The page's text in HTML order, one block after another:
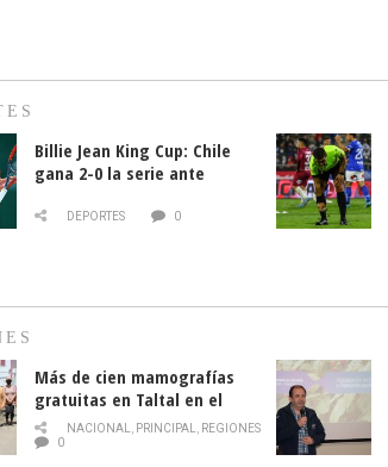
Billie Jean King Cup: Chile
gana 2-0 la serie ante
DEPORTES 0
Más de cien mamografías
gratuitas en Taltal en el
mes de la prevención del
cáncer de mama
NACIONAL, PRINCIPAL, REGIONES
0